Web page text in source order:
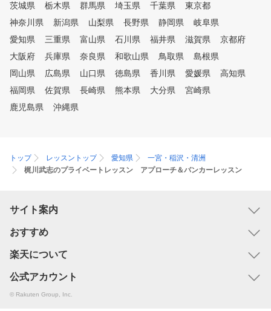
茨城県
栃木県 群馬県 埼玉県 千葉県
東京都
神奈川県
新潟県 山梨県 長野県 静岡県
岐阜県
愛知県
三重県 富山県 石川県 福井県 滋賀県
京都府
大阪府
兵庫県 奈良県 和歌山県 鳥取県
島根県
岡山県
広島県 山口県 徳島県 香川県 愛媛県
高知県
福岡県
佐賀県 長崎県 熊本県 大分県
宮崎県
鹿児島県
沖縄県
トップ レッスントップ 愛知県
一宮・稲沢・清洲
梶川武志のプライベートレッスン アプローチ＆バンカーレッスン
サイト案内
おすすめ
楽天について
公式アカウント
© Rakuten Group, Inc.